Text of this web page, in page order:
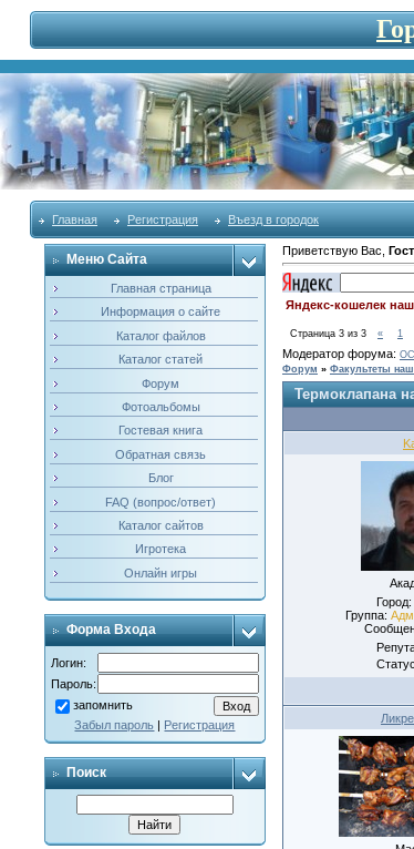
Главная Регистрация Въезд в городок
Меню Сайта
Главная страница
Информация о сайте
Каталог файлов
Каталог статей
Форум
Фотоальбомы
Гостевая книга
Обратная связь
Блог
FAQ (вопрос/ответ)
Каталог сайтов
Игротека
Онлайн игры
Форма Входа
Логин:
Пароль:
запомнить
Забыл пароль | Регистрация
Поиск
Приветствую Вас
Яндекс-кошелек
Страница 3из 3 « 1
Модератор форума:
Форум » Факультеты
Термоклапана
Группа: